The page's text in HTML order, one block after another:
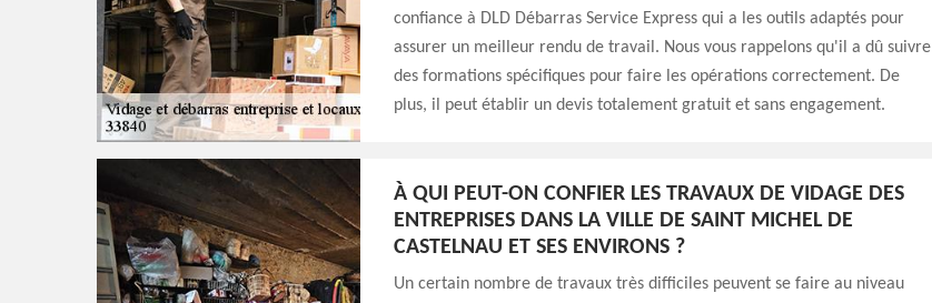
confiance à DLD Débarras Service Express qui a les outils adaptés pour
assurer un meilleur rendu de travail. Nous vous rappelons qu'il a dû suivre
des formations spécifiques pour faire les opérations correctement. De
plus, il peut établir un devis totalement gratuit et sans engagement.
À QUI PEUT-ON CONFIER LES TRAVAUX DE VIDAGE DES
ENTREPRISES DANS LA VILLE DE SAINT MICHEL DE
CASTELNAU ET SES ENVIRONS ?
Un certain nombre de travaux très difficiles peuvent se faire au niveau